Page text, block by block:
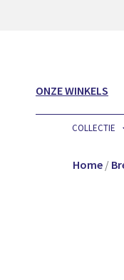
ONZE WINKELS
COLLECTIE
Home /